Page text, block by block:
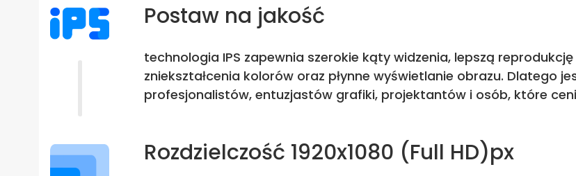
Postaw na jakość
technologia IPS zapewnia szerokie kąty widzenia, lepszą
zniekształcenia kolorów oraz płynne wyświetlanie obrazu. Dlatego
profesjonalistów, entuzjastów grafiki, projektantów i osób, które
Rozdzielczość 1920x1080 (Full HD)px